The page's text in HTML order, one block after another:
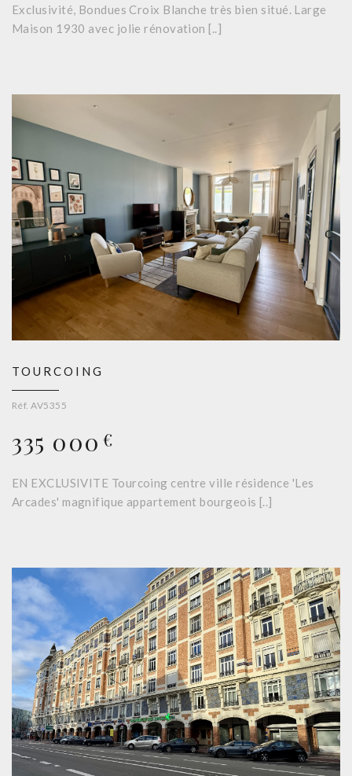
Exclusivité, Bondues Croix Blanche très bien situé. Large
Maison 1930 avec jolie rénovation [..]
TOURCOING
Réf. AV5355
335 000 €
EN EXCLUSIVITE Tourcoing centre ville résidence 'Les
Arcades' magnifique appartement bourgeois [..]